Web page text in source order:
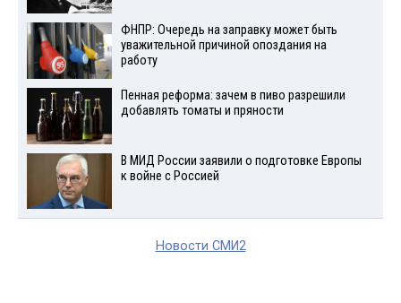
ФНПР: Очередь на заправку может быть
уважительной причиной опоздания на
работу
Пенная реформа: зачем в пиво разрешили
добавлять томаты и пряности
В МИД России заявили о подготовке Европы
к войне с Россией
Новости СМИ2